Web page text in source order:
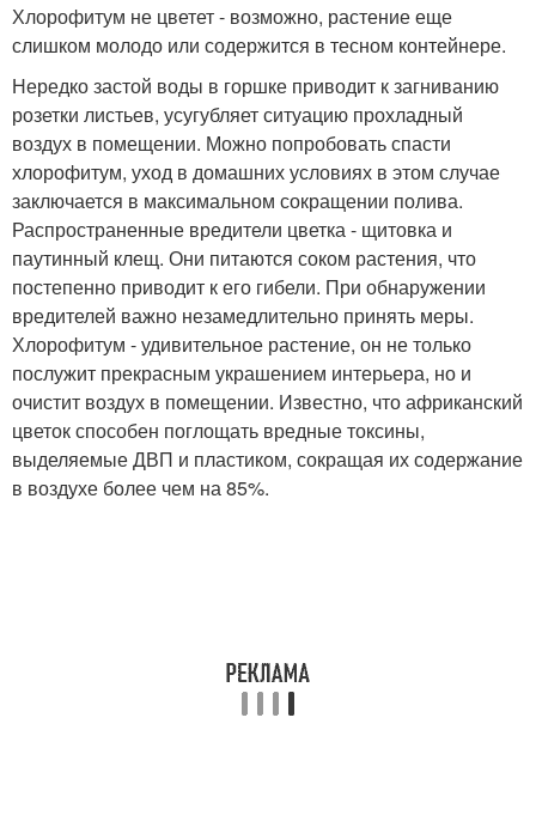
Хлорофитум не цветет - возможно, растение еще
слишком молодо или содержится в тесном контейнере.
Нередко застой воды в горшке приводит к загниванию
розетки листьев, усугубляет ситуацию прохладный
воздух в помещении. Можно попробовать спасти
хлорофитум, уход в домашних условиях в этом случае
заключается в максимальном сокращении полива.
Распространенные вредители цветка - щитовка и
паутинный клещ. Они питаются соком растения, что
постепенно приводит к его гибели. При обнаружении
вредителей важно незамедлительно принять меры.
Хлорофитум - удивительное растение, он не только
послужит прекрасным украшением интерьера, но и
очистит воздух в помещении. Известно, что африканский
цветок способен поглощать вредные токсины,
выделяемые ДВП и пластиком, сокращая их содержание
в воздухе более чем на 85%.